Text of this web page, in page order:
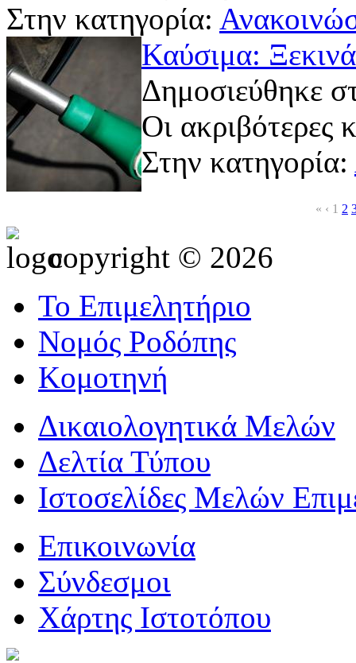
Στην κατηγορία:
Καύσιμα:
Δημοσιεύθηκε
Οι ακριβότερες
Στην κατηγορία:
« ‹ 1 2
copyright © 2026
Το Επιμελητήριο
Νομός Ροδόπης
Κομοτηνή
Δικαιολογητικά Μελών
Δελτία Τύπου
Ιστοσελίδες Μελών
Επικοινωνία
Σύνδεσμοι
Χάρτης Ιστοτόπου